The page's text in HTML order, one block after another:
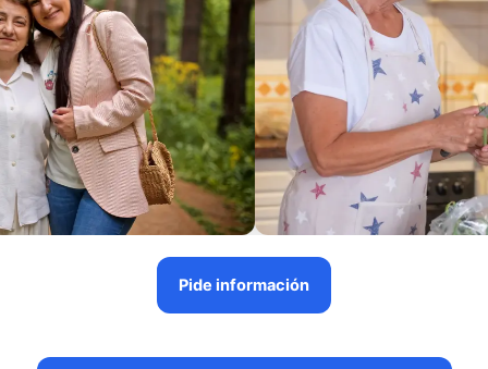
Pide información